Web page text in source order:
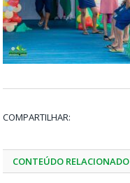
COMPARTILHAR:
CONTEÚDO RELACIONADO